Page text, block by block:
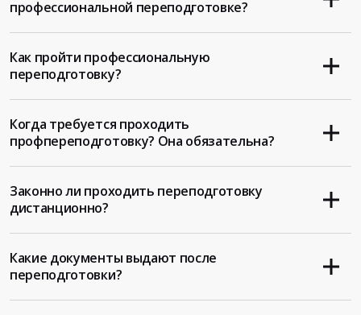
профессиональной переподготовке?
Как пройти профессиональную
переподготовку?
Когда требуется проходить
профпереподготовку? Она обязательна?
Законно ли проходить переподготовку
дистанционно?
Какие документы выдают после
переподготовки?